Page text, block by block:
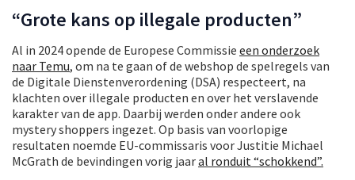
“Grote kans op illegale producten”
Al in 2024 opende de Europese Commissie een onderzoek
naar Temu, om na te gaan of de webshop de spelregels van
de Digitale Dienstenverordening (DSA) respecteert, na
klachten over illegale producten en over het verslavende
karakter van de app. Daarbij werden onder andere ook
mystery shoppers ingezet. Op basis van voorlopige
resultaten noemde EU-commissaris voor Justitie Michael
McGrath de bevindingen vorig jaaral ronduit “schokkend”.